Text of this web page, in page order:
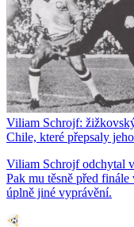
Viliam Schrojf:
Chile, které přepsaly
Viliam Schrojf odchytal
Pak mu těsně před
úplně jiné vyprávění.